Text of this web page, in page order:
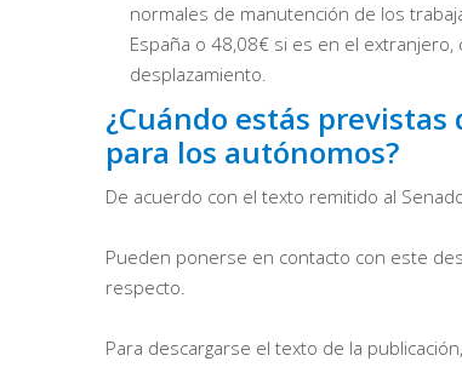
normales de manutención de los
España o 48,08€ si es en el
desplazamiento.
¿Cuándo estás
para los autónomos?
De acuerdo con el texto remitido al
Pueden ponerse en contacto con este
respecto.
Para descargarse el texto de la publicación,